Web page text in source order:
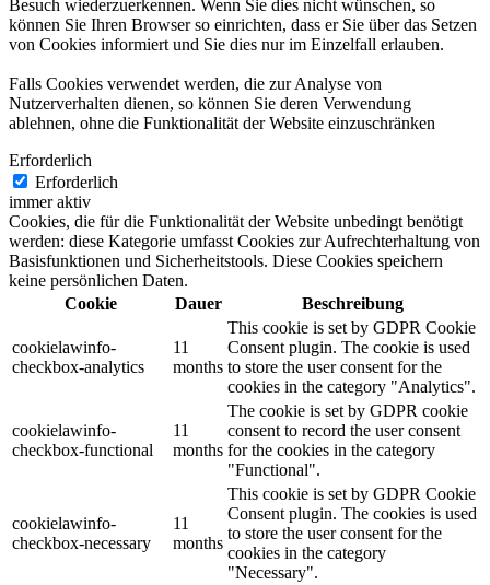
Besuch wiederzuerkennen. Wenn Sie dies nicht wünschen, so
können Sie Ihren Browser so einrichten, dass er Sie über das Setzen
von Cookies informiert und Sie dies nur im Einzelfall erlauben.
Falls Cookies verwendet werden, die zur Analyse von
Nutzerverhalten dienen, so können Sie deren Verwendung
ablehnen, ohne die Funktionalität der Website einzuschränken
Erforderlich
Erforderlich
immer aktiv
Cookies, die für die Funktionalität der Website unbedingt benötigt
werden: diese Kategorie umfasst Cookies zur Aufrechterhaltung von
Basisfunktionen und Sicherheitstools. Diese Cookies speichern
keine persönlichen Daten.
Cookie
Dauer Beschreibung
cookielawinfo-
checkbox-analytics
11
months
This cookie is set by GDPR Cookie
Consent plugin. The cookie is used
to store the user consent for the
cookies in the category "Analytics".
cookielawinfo-
checkbox-functional
11
months
The cookie is set by GDPR cookie
consent to record the user consent
for the cookies in the category
"Functional".
cookielawinfo-
checkbox-necessary
11
months
This cookie is set by GDPR Cookie
Consent plugin. The cookies is used
to store the user consent for the
cookies in the category
"Necessary".